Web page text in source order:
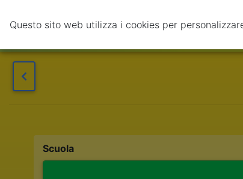
Questo sito web utilizza i cookies per
Credits Scuola
Scuola